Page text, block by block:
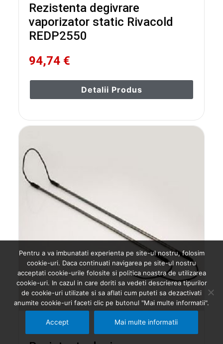
Rezistenta degivrare
vaporizator static Rivacold
REDP2550
94,74 €
Detalii Produs
Pentru a va imbunatati experienta pe site-ul nostru, folosim
cookie-uri. Daca continuati navigarea pe site-ul nostru
acceptati cookie-urile folosite si politica noastra de utilizarea
cookie-uri. In cazul in care doriti sa vedeti descrierea tipurilor
de cookie-uri utilizate si sa aflati cum puteti sa dezactivati
anumite cookie-uri faceti clic pe butonul "Mai multe informatii".
Accept Mai multe informatii